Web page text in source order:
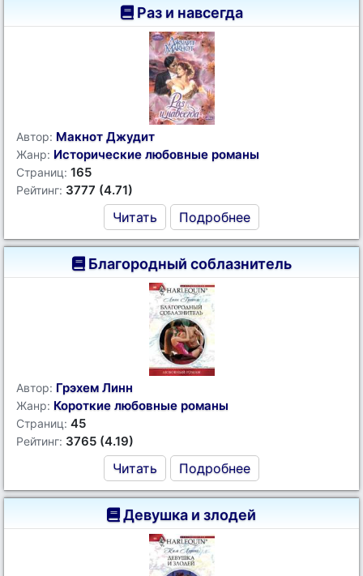
Раз и навсегда
Автор: Макнот Джудит
Жанр: Исторические любовные романы
Страниц: 165
Рейтинг: 3777 (4.71)
Читать Подробнее
Благородный соблазнитель
Автор: Грэхем Линн
Жанр: Короткие любовные романы
Страниц: 45
Рейтинг: 3765 (4.19)
Читать Подробнее
Девушка и злодей